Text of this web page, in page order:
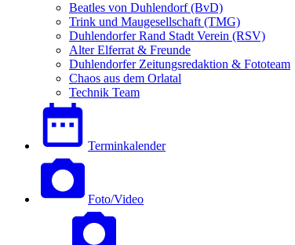
Beatles von Duhlendorf (BvD)
Trink und Maugesellschaft (TMG)
Duhlendorfer Rand Stadt Verein (RSV)
Alter Elferrat & Freunde
Duhlendorfer Zeitungsredaktion & Fototeam
Chaos aus dem Orlatal
Technik Team
Terminkalender
Foto/Video